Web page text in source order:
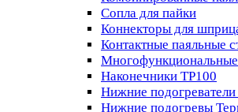
Сопла для пайки
Коннекторы для
Контактные паяльные
Наконечники TP100
Нижние подогреватели
Нижние подогревы